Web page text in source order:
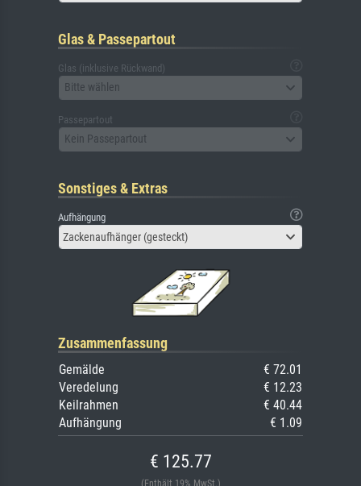
Glas & Passepartout
Glas (inklusive Rückwand)
Bitte wählen
Passepartout
Kein Passepartout
Sonstiges & Extras
Aufhängung
Zackenaufhänger (gesteckt)
Zusammenfassung
Gemälde
€ 72.01
Veredelung
€ 12.23
Keilrahmen
€ 40.44
Aufhängung
€ 1.09
€ 125.77
(Enthält 19% MwSt.)